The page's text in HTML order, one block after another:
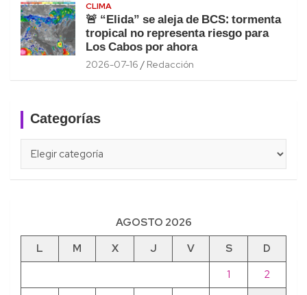
CLIMA
🚨 “Elida” se aleja de BCS: tormenta
tropical no representa riesgo para
Los Cabos por ahora
2026-07-16 Redacción
Categorías
AGOSTO 2026
L
M X J V S
D
1
2